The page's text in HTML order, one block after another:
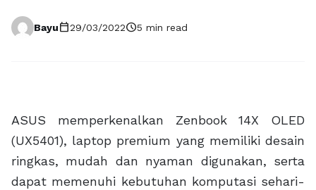
Bayucalendar_today29/03/2022schedule5 min read
ASUS memperkenalkan Zenbook 14X OLED
(UX5401), laptop premium yang memiliki desain
ringkas, mudah dan nyaman digunakan, serta
dapat memenuhi kebutuhan komputasi sehari-